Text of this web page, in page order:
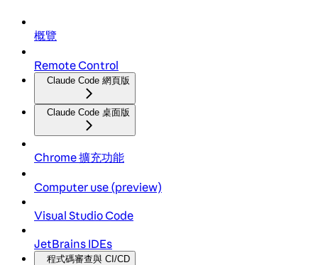
概覽
Remote Control
Claude Code 網頁版
Claude Code 桌面版
Chrome 擴充功能
Computer use (preview)
Visual Studio Code
JetBrains IDEs
程式碼審查與 CI/CD